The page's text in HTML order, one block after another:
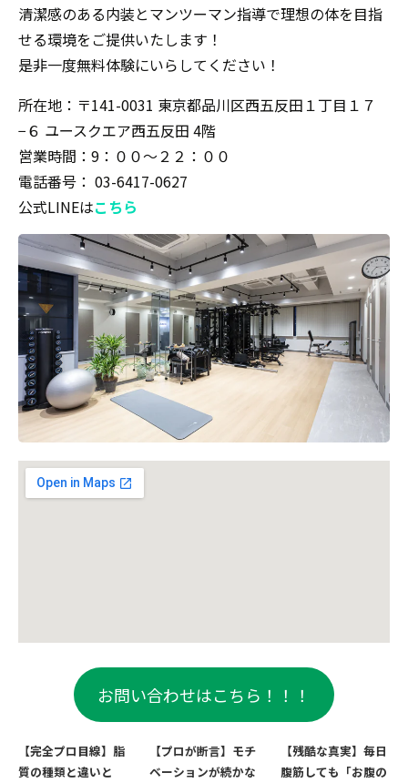
清潔感のある内装とマンツーマン指導で理想の体を目指
せる環境をご提供いたします！
是非一度無料体験にいらしてください！
所在地：〒141-0031 東京都品川区西五反田１丁目１７
−６ ユースクエア西五反田 4階
営業時間：9：００〜２２：００
電話番号： 03-6417-0627
公式LINEはこちら
お問い合わせはこちら！！！
【完全プロ目線】脂
質の種類と違いと
【プロが断言】モチ
ベーションが続かな
【残酷な真実】毎日
腹筋しても「お腹の